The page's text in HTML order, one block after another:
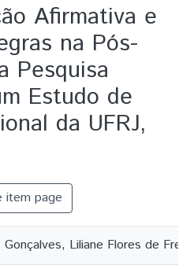
Afirmativa e
na Pós-
Pesquisa
Estudo de
da UFRJ,
item page
Gonçalves, Liliane Flores de